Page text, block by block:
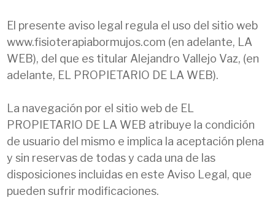
El presente aviso legal regula el uso del sitio web
www.fisioterapiabormujos.com (en adelante, LA
WEB), del que es titular Alejandro Vallejo Vaz, (en
adelante, EL PROPIETARIO DE LA WEB).
La navegación por el sitio web de EL
PROPIETARIO DE LA WEB atribuye la condición
de usuario del mismo e implica la aceptación plena
y sin reservas de todas y cada una de las
disposiciones incluidas en este Aviso Legal, que
pueden sufrir modificaciones.